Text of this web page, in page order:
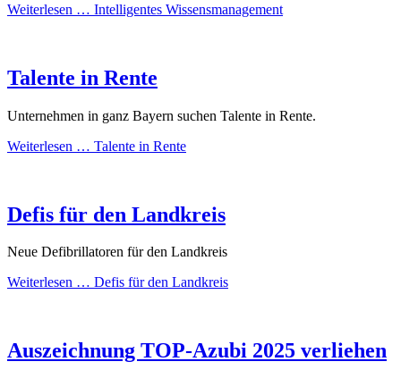
Weiterlesen … Intelligentes Wissensmanagement
Talente in Rente
Unternehmen in ganz Bayern suchen Talente in Rente.
Weiterlesen … Talente in Rente
Defis für den Landkreis
Neue Defibrillatoren für den Landkreis
Weiterlesen … Defis für den Landkreis
Auszeichnung TOP-Azubi 2025 verliehen